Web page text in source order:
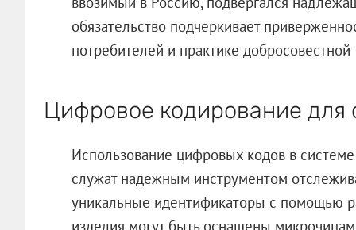
обязательство подчеркивает
потребителей и практике добросовестной
Цифровое кодирование для
Использование цифровых кодов в
служат надежным инструментом
уникальные идентификаторы с помощью
изделия могут быть оснащены